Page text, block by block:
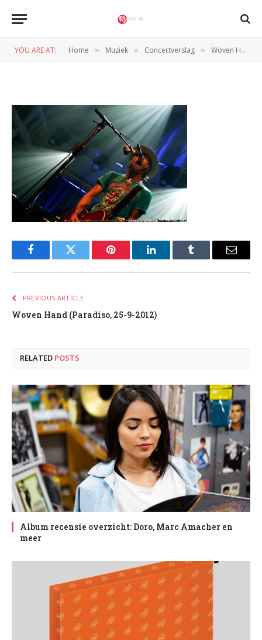
YOU ARE AT: Home » Muziek » Concertverslag » Woven Hand (Paradiso, 25-9-2012)
FacebookTwitter Pinterest LinkedInTumblr Email
PREVIOUS ARTICLE
Woven Hand (Paradiso, 25-9-2012)
RELATED POSTS
Album recensie overzicht: Doro, Marc Amacher en
meer